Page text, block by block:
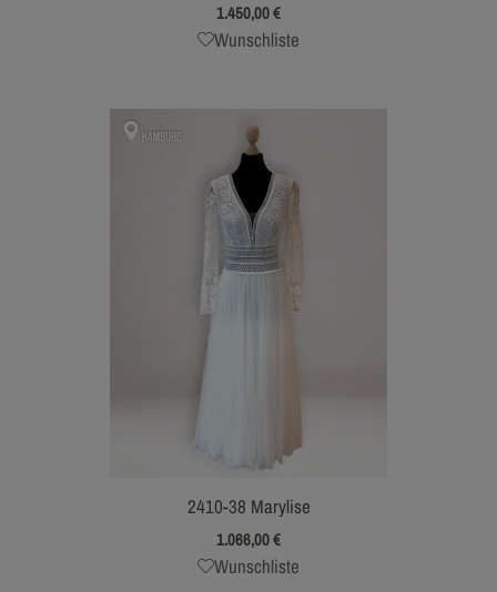
1.450,00€
Wunschliste
2410-38 Marylise
1.066,00€
Wunschliste